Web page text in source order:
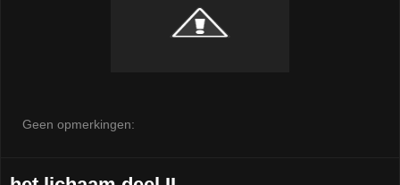
Geen opmerkingen: